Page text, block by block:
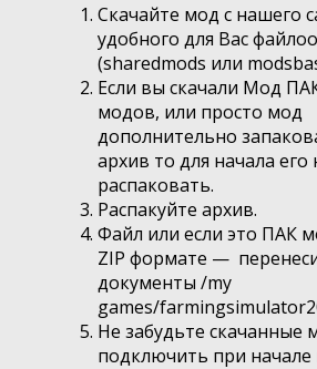
Скачайте мод с нашего
удобного для Вас
(sharedmods или
Если вы скачали Мод
модов, или просто мод
дополнительно
архив то для начала его
распаковать.
Распакуйте архив.
Файл или если это ПАК
ZIP формате —
документы /my
games/
Не забудьте скачанные
подключить при начале